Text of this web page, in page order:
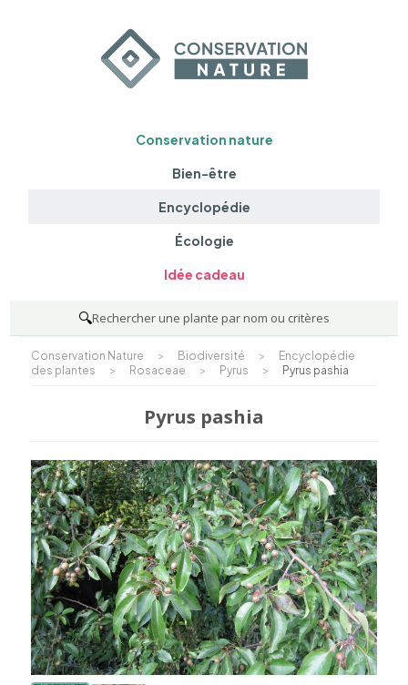
Conservation nature
Bien-être
Encyclopédie
Écologie
Idée cadeau
🔍Rechercher une plante par nom ou critères
Conservation Nature > Biodiversité >
Encyclopédie
des plantes
> Rosaceae > Pyrus > Pyrus pashia
Pyrus pashia